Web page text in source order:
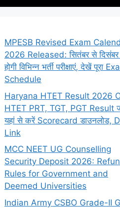
MPESB Revised Exam
2026 Released: सितंबर से
होगी विभिन्न भर्ती परीक्षाएं, देखें पूरा
Schedule
Haryana HTET Result 2026
HTET PRT, TGT, PGT Result
यहां से करें Scorecard डाउनलोड,
Link
MCC NEET UG Counselling
Security Deposit 2026:
Rules for Government and
Deemed Universities
Indian Army CSBO Grade-II